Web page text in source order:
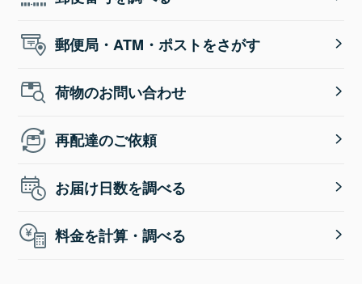
郵便局・ATM・ポストをさがす
荷物のお問い合わせ
再配達のご依頼
お届け日数を調べる
料金を計算・調べる